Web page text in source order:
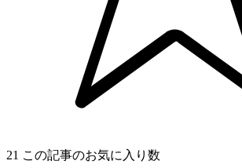
21 この記事のお気に入り数